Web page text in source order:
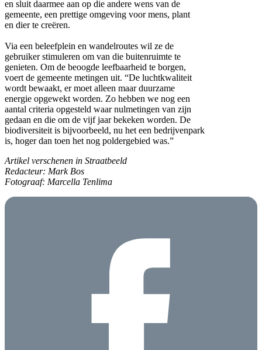
en sluit daarmee aan op die andere wens van de
gemeente, een prettige omgeving voor mens, plant
en dier te creëren.
Via een beleefplein en wandelroutes wil ze de
gebruiker stimuleren om van die buitenruimte te
genieten. Om de beoogde leefbaarheid te borgen,
voert de gemeente metingen uit. “De luchtkwaliteit
wordt bewaakt, er moet alleen maar duurzame
energie opgewekt worden. Zo hebben we nog een
aantal criteria opgesteld waar nulmetingen van zijn
gedaan en die om de vijf jaar bekeken worden. De
biodiversiteit is bijvoorbeeld, nu het een bedrijvenpark
is, hoger dan toen het nog poldergebied was.”
Artikel verschenen in Straatbeeld
Redacteur: Mark Bos
Fotograaf: Marcella Tenlima